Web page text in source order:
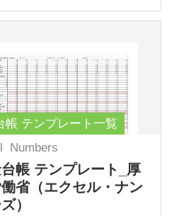
帳 テンプレート一覧
Numbers
帳 テンプレート_厚
省（エクセル・ナン
）